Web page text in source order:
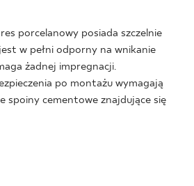
porcelanowy posiada szczelnie
w pełni odporny na wnikanie
żadnej impregnacji.
po montażu wymagają
spoiny cementowe znajdujące się